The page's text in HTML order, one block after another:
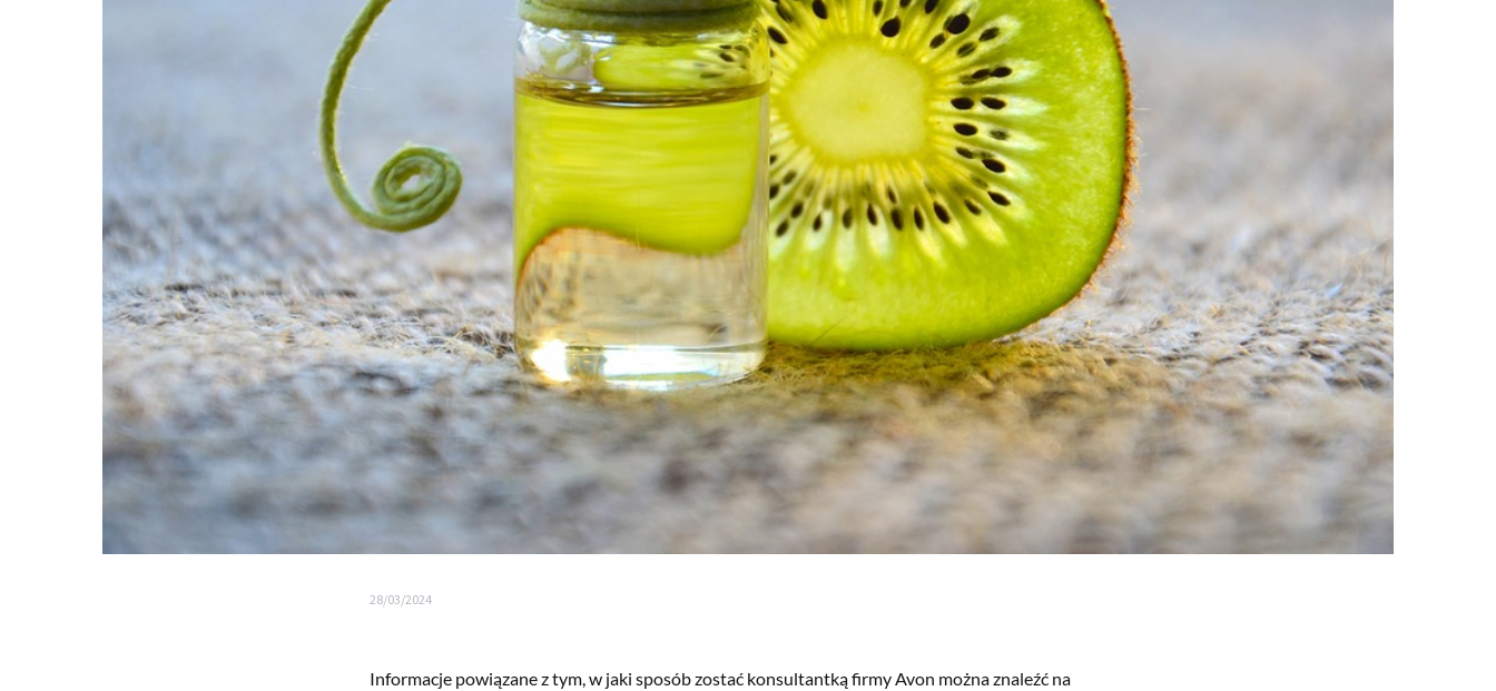
28/03/2024
Informacje powiązane z tym, w jaki sposób zostać konsultantką firmy Avon można znaleźć na